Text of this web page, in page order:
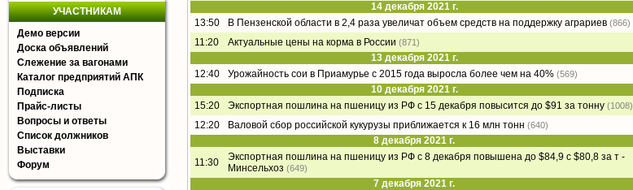
УЧАСТНИКАМ
Демо версии
Доска объявлений
Слежение за вагонами
Каталог предприятий АПК
Подписка
Прайс-листы
Вопросы и ответы
Список должников
Выставки
Форум
14 декабря 2021 г.
13:50
В Пензенской области в 2,4 раза увеличат объем средств на поддержку аграриев (866)
11:20 Актуальные цены на корма в России (871)
13 декабря 2021 г.
12:40
Урожайность сои в Приамурье с 2015 года выросла более чем на 40% (569)
10 декабря 2021 г.
15:20
Экспортная пошлина на пшеницу из РФ с 15 декабря повысится до $91 за тонну (1008)
12:20 Валовой сбор российской кукурузы приближается к 16 млн тонн (640)
8 декабря 2021 г.
11:30
Экспортная пошлина на пшеницу из РФ с 8 декабря повышена до $84,9 с $80,8 за т -
Минсельхоз (649)
7 декабря 2021 г.